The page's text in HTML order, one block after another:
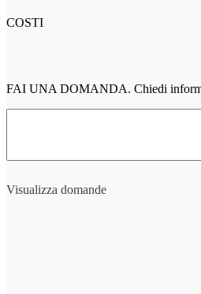
COSTI
FAI UNA DOMANDA. Chiedi
Visualizza domande